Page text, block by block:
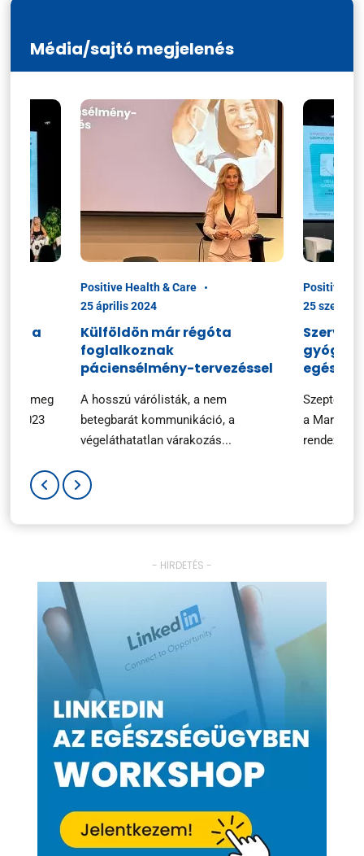
Média/sajtó megjelenés
a
meg
2023
Positive Health & Care
25 április 2024
Külföldön már régóta
foglalkoznak
páciensélmény-tervezéssel
A hosszú várólisták, a nem
betegbarát kommunikáció, a
végeláthatatlan várakozás...
Positive
25
a
- HIRDETÉS -